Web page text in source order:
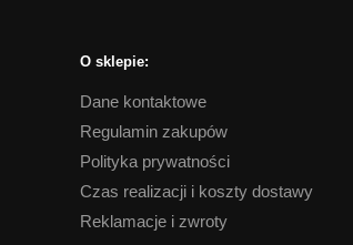
O sklepie:
Dane kontaktowe
Regulamin zakupów
Polityka prywatności
Czas realizacji i koszty dostawy
Reklamacje i zwroty